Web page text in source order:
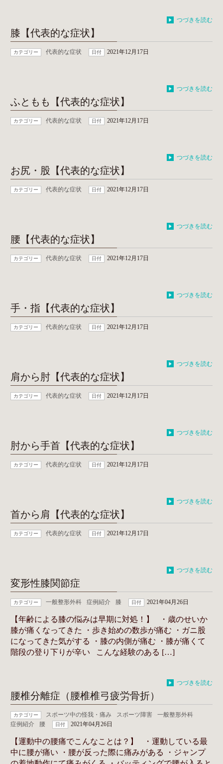
つづきを読む
膝【代表的な症状】
カテゴリー 代表的な症状 日付 2021年12月17日
つづきを読む
ふともも【代表的な症状】
カテゴリー 代表的な症状 日付 2021年12月17日
つづきを読む
お尻・股【代表的な症状】
カテゴリー 代表的な症状 日付 2021年12月17日
つづきを読む
腰【代表的な症状】
カテゴリー 代表的な症状 日付 2021年12月17日
つづきを読む
手・指【代表的な症状】
カテゴリー 代表的な症状 日付 2021年12月17日
つづきを読む
肩から肘【代表的な症状】
カテゴリー 代表的な症状 日付 2021年12月17日
つづきを読む
肘から手首【代表的な症状】
カテゴリー 代表的な症状 日付 2021年12月17日
つづきを読む
首から肩【代表的な症状】
カテゴリー 代表的な症状 日付 2021年12月17日
つづきを読む
変形性膝関節症
カテゴリー 一般整形外科 症例紹介 膝 日付 2021年04月26日
【年齢による膝の悩みは早期に対処！】 ・歳のせいか
膝が痛くなってきた ・歩き始めの数歩が痛む ・ガニ股
になってきた気がする ・膝の内側が痛む ・膝が痛くて
階段の登り下りが辛い こんな経験のある […]
つづきを読む
腰椎分離症（腰椎椎弓疲労骨折）
カテゴリー スポーツ中の怪我・痛み スポーツ障害
一般整形外科
症例紹介
腰 日付 2021年04月26日
【運動中の腰痛でこんなことは？】 ・運動している最
中に腰が痛い ・腰が反った際に痛みがある ・ジャンプ